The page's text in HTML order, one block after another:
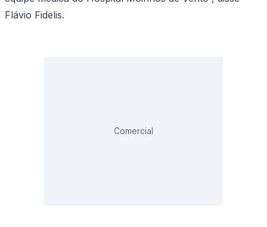
Flávio Fidelis.
Comercial